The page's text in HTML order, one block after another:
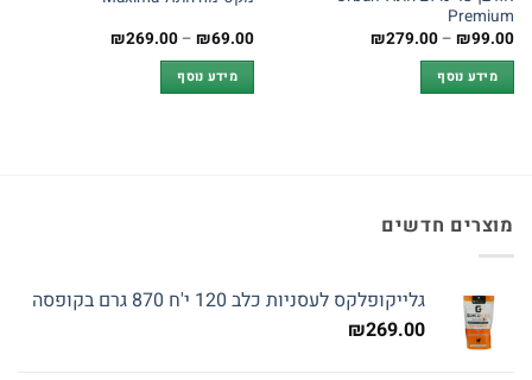
Premium
₪99.00
–
₪279.00 טווח
מידע נוסף
₪69.00
–
₪269.00 טווח
מידע נוסף
מוצרים חדשים
גלייקופלקס לעסניות כלב 120 י'ח 870 גרם בקופסה
₪269.00